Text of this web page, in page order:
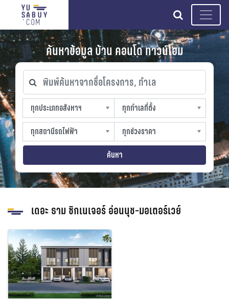
search
ค้นหาข้อมูล บ้าน คอนโด ทาวน์โฮม
พิมพ์ค้นหาจากชื่อโครงการ, ทำเล
ทุกประเภทอสังหาฯ
ทุกประเภทอสังหาฯ
sproperty
ทุกทำเลที่ตั้ง
ทุกทำเลที่ตั้ง
slocation
ทุกสถานีรถไฟฟ้า
ทุกสถานีรถไฟฟ้า
strain-station
ทุกช่วงราคา
ทุกช่วงราคา
sprice
ค้นหา
เดอะ ธาม ซิกเนเจอร์ อ่อนนุช-มอเตอร์เวย์